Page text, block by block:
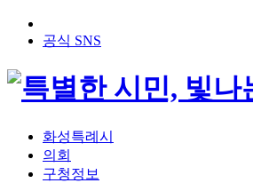
공식 SNS
화성특례시
의회
구청정보